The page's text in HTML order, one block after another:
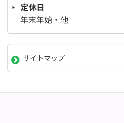
定休日
年末年始・他
サイトマップ